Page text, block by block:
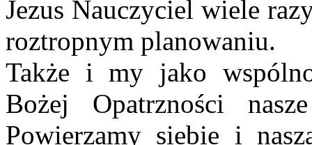
Jezus Nauczyciel wiele
roztropnym planowaniu.
Także i my jako
Bożej Opatrzności
Powierzamy siebie i